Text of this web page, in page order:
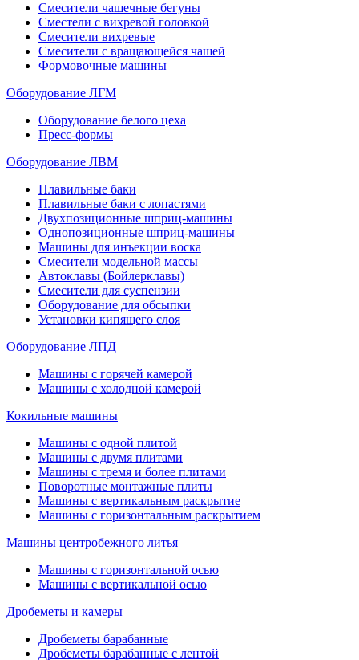
Смесители чашечные бегуны
Сместели с вихревой головкой
Смесители вихревые
Смесители с вращающейся чашей
Формовочные машины
Оборудование ЛГМ
Оборудование белого цеха
Пресс-формы
Оборудование ЛВМ
Плавильные баки
Плавильные баки с лопастями
Двухпозиционные шприц-машины
Однопозиционные шприц-машины
Машины для инъекции воска
Смесители модельной массы
Автоклавы (Бойлерклавы)
Смесители для суспензии
Оборудование для обсыпки
Установки кипящего слоя
Оборудование ЛПД
Машины с горячей камерой
Машины с холодной камерой
Кокильные машины
Машины с одной плитой
Машины с двумя плитами
Машины с тремя и более плитами
Поворотные монтажные плиты
Машины с вертикальным раскрытие
Машины с горизонтальным раскрытием
Машины центробежного литья
Машины с горизонтальной осью
Машины с вертикальной осью
Дробеметы и камеры
Дробеметы барабанные
Дробеметы барабанные с лентой